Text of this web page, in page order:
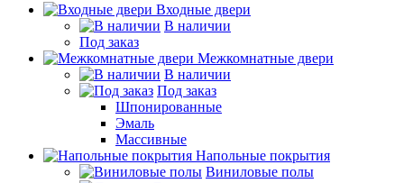
Входные двери
В наличии
Под заказ
Межкомнатные двери
В наличии
Под заказ
Шпонированные
Эмаль
Массивные
Напольные покрытия
Виниловые полы